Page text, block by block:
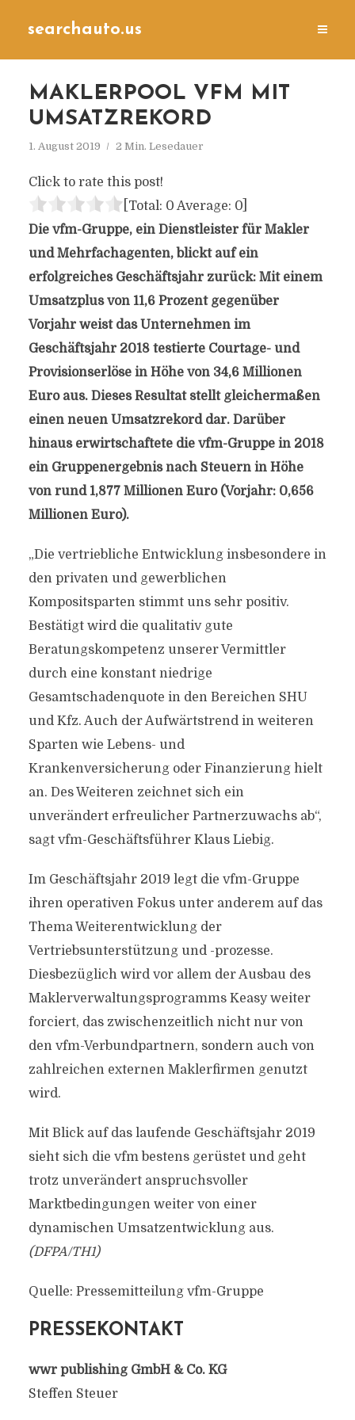
searchauto.us
MAKLERPOOL VFM MIT
UMSATZREKORD
1. August 2019 2 Min. Lesedauer
Click to rate this post!
[Total: 0 Average: 0]
Die vfm-Gruppe, ein Dienstleister für Makler
und Mehrfachagenten, blickt auf ein
erfolgreiches Geschäftsjahr zurück: Mit einem
Umsatzplus von 11,6 Prozent gegenüber
Vorjahr weist das Unternehmen im
Geschäftsjahr 2018 testierte Courtage- und
Provisionserlöse in Höhe von 34,6 Millionen
Euro aus. Dieses Resultat stellt gleichermaßen
einen neuen Umsatzrekord dar. Darüber
hinaus erwirtschaftete die vfm-Gruppe in 2018
ein Gruppenergebnis nach Steuern in Höhe
von rund 1,877 Millionen Euro (Vorjahr: 0,656
Millionen Euro).
„Die vertriebliche Entwicklung insbesondere in
den privaten und gewerblichen
Kompositsparten stimmt uns sehr positiv.
Bestätigt wird die qualitativ gute
Beratungskompetenz unserer Vermittler
durch eine konstant niedrige
Gesamtschadenquote in den Bereichen SHU
und Kfz. Auch der Aufwärtstrend in weiteren
Sparten wie Lebens- und
Krankenversicherung oder Finanzierung hielt
an. Des Weiteren zeichnet sich ein
unverändert erfreulicher Partnerzuwachs ab“,
sagt vfm-Geschäftsführer Klaus Liebig.
Im Geschäftsjahr 2019 legt die vfm-Gruppe
ihren operativen Fokus unter anderem auf das
Thema Weiterentwicklung der
Vertriebsunterstützung und -prozesse.
Diesbezüglich wird vor allem der Ausbau des
Maklerverwaltungsprogramms Keasy weiter
forciert, das zwischenzeitlich nicht nur von
den vfm-Verbundpartnern, sondern auch von
zahlreichen externen Maklerfirmen genutzt
wird.
Mit Blick auf das laufende Geschäftsjahr 2019
sieht sich die vfm bestens gerüstet und geht
trotz unverändert anspruchsvoller
Marktbedingungen weiter von einer
dynamischen Umsatzentwicklung aus.
(DFPA/TH1)
Quelle: Pressemitteilung vfm-Gruppe
PRESSEKONTAKT
wwr publishing GmbH & Co. KG
Steffen Steuer